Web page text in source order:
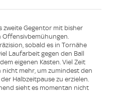
zweite Gegentor mit bisher
sobald es in Tornähe
Laufarbeit gegen den Ball
eigenen Kasten. Viel Zeit
nicht mehr, um zumindest den
Halbzeitpause zu erzielen.
sieht es momentan nicht